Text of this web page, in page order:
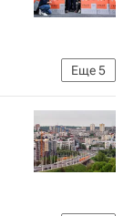
Еще5